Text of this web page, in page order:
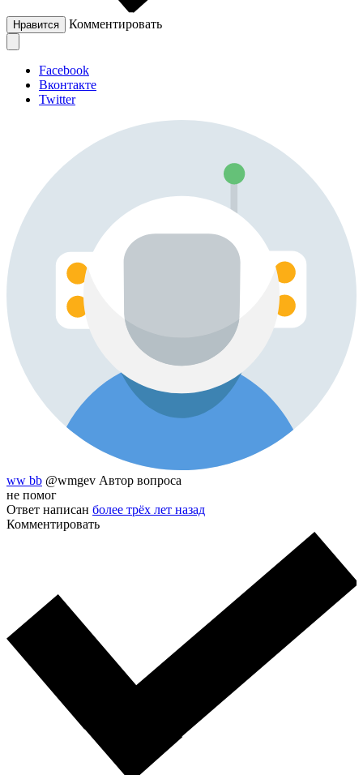
Нравится Комментировать
Facebook
Вконтакте
Twitter
ww bb @wmgev Автор вопроса
не помог
Ответ написан более трёх лет назад
Комментировать